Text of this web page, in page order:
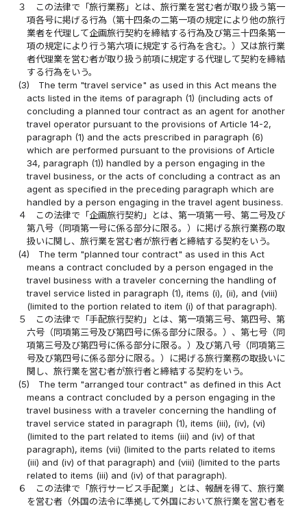
３
この法律で「旅行業務」とは、旅行業を営む者が取り扱う第一
項各号に掲げる行為（第十四条の二第一項の規定により他の旅行
業者を代理して企画旅行契約を締結する行為及び第三十四条第一
項の規定により行う第六項に規定する行為を含む。）又は旅行業
者代理業を営む者が取り扱う前項に規定する代理して契約を締結
する行為をいう。
(3)
The term "travel service" as used in this Act means the
acts listed in the items of paragraph (1) (including acts of
concluding a planned tour contract as an agent for another
travel operator pursuant to the provisions of Article 14-2,
paragraph (1) and the acts prescribed in paragraph (6)
which are performed pursuant to the provisions of Article
34, paragraph (1)) handled by a person engaging in the
travel business, or the acts of concluding a contract as an
agent as specified in the preceding paragraph which are
handled by a person engaging in the travel agent business.
４
この法律で「企画旅行契約」とは、第一項第一号、第二号及び
第八号（同項第一号に係る部分に限る。）に掲げる旅行業務の取
扱いに関し、旅行業を営む者が旅行者と締結する契約をいう。
(4)
The term "planned tour contract" as used in this Act
means a contract concluded by a person engaged in the
travel business with a traveler concerning the handling of
travel service listed in paragraph (1), items (i), (ii), and (viii)
(limited to the portion related to item (i) of that paragraph).
５
この法律で「手配旅行契約」とは、第一項第三号、第四号、第
六号（同項第三号及び第四号に係る部分に限る。）、第七号（同
項第三号及び第四号に係る部分に限る。）及び第八号（同項第三
号及び第四号に係る部分に限る。）に掲げる旅行業務の取扱いに
関し、旅行業を営む者が旅行者と締結する契約をいう。
(5)
The term "arranged tour contract" as defined in this Act
means a contract concluded by a person engaging in the
travel business with a traveler concerning the handling of
travel service stated in paragraph (1), items (iii), (iv), (vi)
(limited to the part related to items (iii) and (iv) of that
paragraph), items (vii) (limited to the parts related to items
(iii) and (iv) of that paragraph) and (viii) (limited to the parts
related to items (iii) and (iv) of that paragraph).
６
この法律で「旅行サービス手配業」とは、報酬を得て、旅行業
を営む者（外国の法令に準拠して外国において旅行業を営む者を